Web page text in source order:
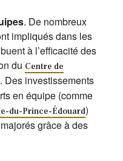
. De nombreux
impliqués dans les
à l’efficacité des
du Centre de
Des investissements
en équipe (comme
du-Prince-Édouard)
grâce à des